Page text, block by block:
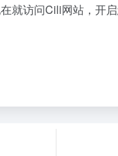
就访问Cili网站，开